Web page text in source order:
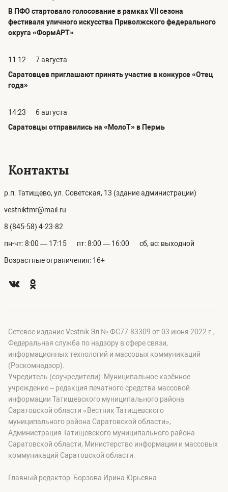
В ПФО стартовало голосование в рамках VII сезона
фестиваля уличного искусства Приволжского федерального
округа «ФормАРТ»
11:12
7 августа
Саратовцев приглашают принять участие в конкурсе «Отец
года»
14:23
6 августа
Саратовцы отправились на «МолоТ» в Пермь
Контакты
р.п. Татищево, ул. Советская, 13 (здание администрации)
vestniktmr@mail.ru
8 (845-58) 4-23-82
пн-чт: 8:00 — 17:15 пт: 8:00 — 16:00 сб, вс: выходной
Возрастные ограничения: 16+
Сетевое издание Vestnik Эл № ФС77-83309 от 03 июня 2022 г.,
Федеральная служба по надзору в сфере связи,
информационных технологий и массовых коммуникаций
(Роскомнадзор).
Учредитель (соучредители): Муниципальное казённое
учреждение – редакция печатного средства массовой
информации Татищевского муниципального района
Саратовской области «Вестник Татищевского
муниципального района Саратовской области»,
Администрация Татищевского муниципального района
Саратовской области, Министерство информации и массовых
коммуникаций Саратовской области.
Главный редактор: Борзова Ирина Юрьевна